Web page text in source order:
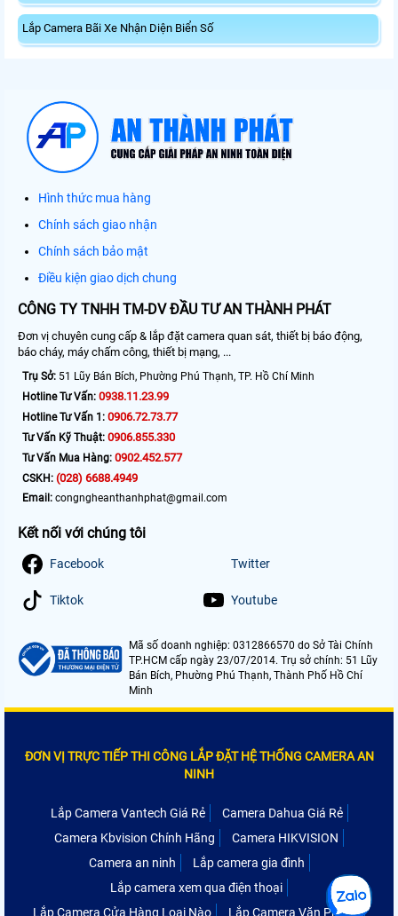
Lắp Camera Bãi Xe Nhận Diện Biển Số
Hình thức mua hàng
Chính sách giao nhận
Chính sách bảo mật
Điều kiện giao dịch chung
CÔNG TY TNHH TM-DV ĐẦU TƯ AN THÀNH PHÁT
Đơn vị chuyên cung cấp & lắp đặt camera quan sát, thiết bị báo động,
báo cháy, máy chấm công, thiết bị mạng, ...
Trụ Sở: 51 Lũy Bán Bích, Phường Phú Thạnh, TP. Hồ Chí Minh
Hotline Tư Vấn: 0938.11.23.99
Hotline Tư Vấn 1: 0906.72.73.77
Tư Vấn Kỹ Thuật: 0906.855.330
Tư Vấn Mua Hàng: 0902.452.577
CSKH: (028) 6688.4949
Email: congngheanthanhphat@gmail.com
Kết nối với chúng tôi
Facebook Twitter
Tiktok Youtube
Mã số doanh nghiệp: 0312866570 do Sở Tài Chính
TP.HCM cấp ngày 23/07/2014. Trụ sở chính: 51 Lũy
Bán Bích, Phường Phú Thạnh, Thành Phố Hồ Chí
Minh
ĐƠN VỊ TRỰC TIẾP THI CÔNG LẮP ĐẶT HỆ THỐNG CAMERA AN
NINH
Lắp Camera Vantech Giá Rẻ
Camera Dahua Giá Rẻ
Camera Kbvision Chính Hãng
Camera HIKVISION
Camera an ninh
Lắp camera gia đình
Lắp camera xem qua điện thoại
Lắp Camera Cửa Hàng Loại Nào
Lắp Camera Văn Phòng